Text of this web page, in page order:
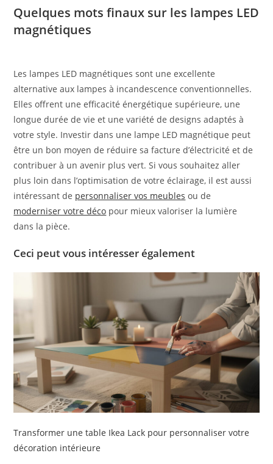
Quelques mots finaux sur les lampes LED
magnétiques
Les lampes LED magnétiques sont une excellente
alternative aux lampes à incandescence conventionnelles.
Elles offrent une efficacité énergétique supérieure, une
longue durée de vie et une variété de designs adaptés à
votre style. Investir dans une lampe LED magnétique peut
être un bon moyen de réduire sa facture d’électricité et de
contribuer à un avenir plus vert. Si vous souhaitez aller
plus loin dans l’optimisation de votre éclairage, il est aussi
intéressant de personnaliser vos meubles ou de
moderniser votre déco pour mieux valoriser la lumière
dans la pièce.
Ceci peut vous intéresser également
Transformer une table Ikea Lack pour personnaliser votre
décoration intérieure